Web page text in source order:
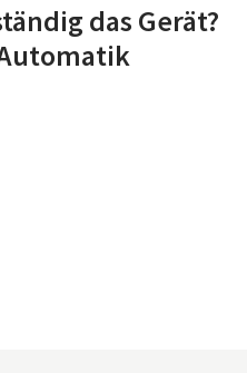
das Gerät?